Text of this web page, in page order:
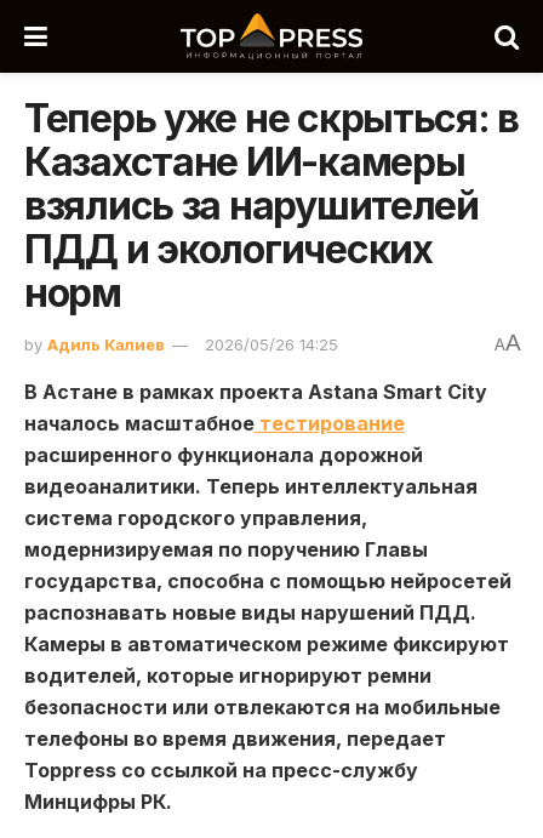
Теперь уже не скрыться: в
Казахстане ИИ-камеры
взялись за нарушителей
ПДД и экологических
норм
by Адиль Калиев 2026/05/26 14:25 AA
В Астане в рамках проекта Astana Smart City
началось масштабное тестирование
расширенного функционала дорожной
видеоаналитики. Теперь интеллектуальная
система городского управления,
модернизируемая по поручению Главы
государства, способна с помощью нейросетей
распознавать новые виды нарушений ПДД.
Камеры в автоматическом режиме фиксируют
водителей, которые игнорируют ремни
безопасности или отвлекаются на мобильные
телефоны во время движения, передает
Toppress со ссылкой на пресс-службу
Минцифры РК.